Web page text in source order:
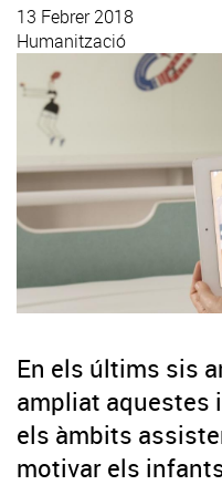
13 Febrer 2018
Humanització
En els últims sis
ampliat aquestes
els àmbits
motivar els